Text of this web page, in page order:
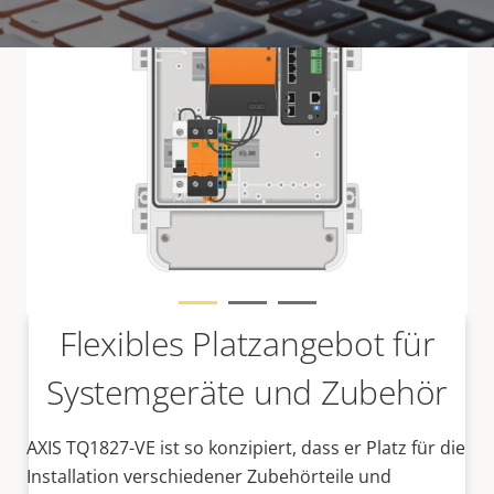
Flexibles Platzangebot für
Systemgeräte und Zubehör
AXIS TQ1827-VE ist so konzipiert, dass er Platz für die
Installation verschiedener Zubehörteile und
Vertrieb
Lösungen von Axis und individuelle Produkte werden
von unseren vertrauenswürdigen Partnern verkauft
und fachmännisch installiert.